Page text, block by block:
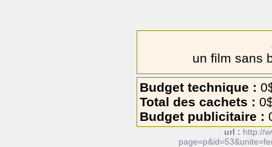
un film sans
Budget technique :
Total des cachets :
Budget publicitaire :
url : http://